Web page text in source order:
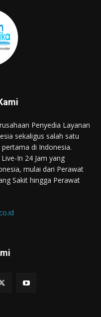
Penyedia Layanan
sekaligus salah satu
di Indonesia.
In 24 Jam yang
mulai dari Perawat
Sakit hingga Perawat